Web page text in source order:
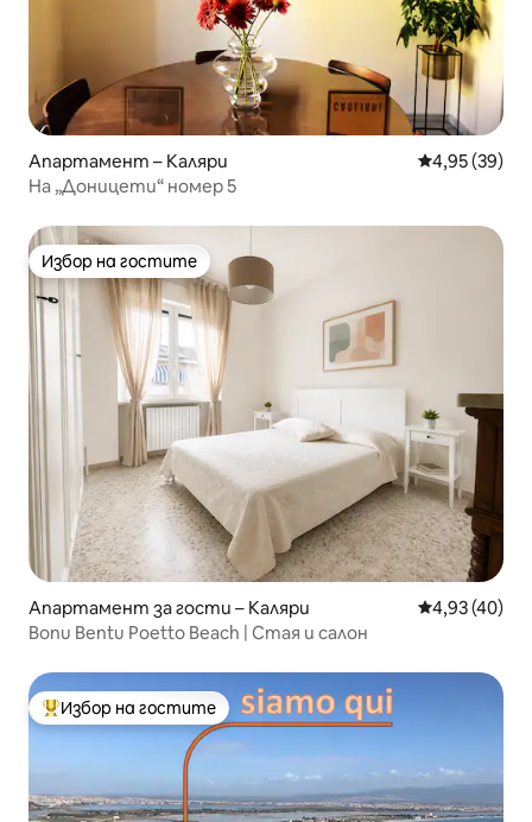
Апартамент – Каляри Средна
4,95 (39)
На „Доницети“ номер 5
Избор на гостите
Избор на гостите
Апартамент за гости – Каляри Средна
4,93 (40)
Bonu Bentu Poetto Beach | Стая и салон
Най-популярен избор на гостите
Избор на гостите